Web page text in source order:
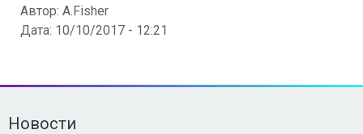
Автор: A.Fisher
Дата: 10/10/2017 - 12:21
Новости